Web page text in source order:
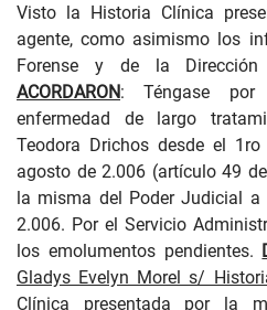
Visto la Historia Clínica
agente, como asimismo los
Forense y de la Dirección
ACORDARON: Téngase por
enfermedad de largo
Teodora Drichos desde el
agosto de 2.006 (artículo 49
la misma del Poder Judicial
2.006. Por el Servicio
los emolumentos pendientes.
Gladys Evelyn Morel s/
Clínica presentada por la